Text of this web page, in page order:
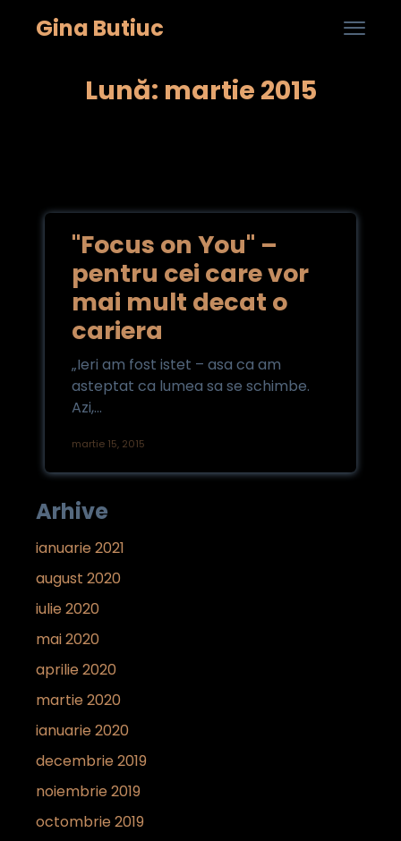
Gina Butiuc
Lună: martie 2015
"Focus on You" –
pentru cei care vor
mai mult decat o
cariera
„Ieri am fost istet – asa ca am
asteptat ca lumea sa se schimbe.
Azi,...
martie 15, 2015
Arhive
ianuarie 2021
august 2020
iulie 2020
mai 2020
aprilie 2020
martie 2020
ianuarie 2020
decembrie 2019
noiembrie 2019
octombrie 2019